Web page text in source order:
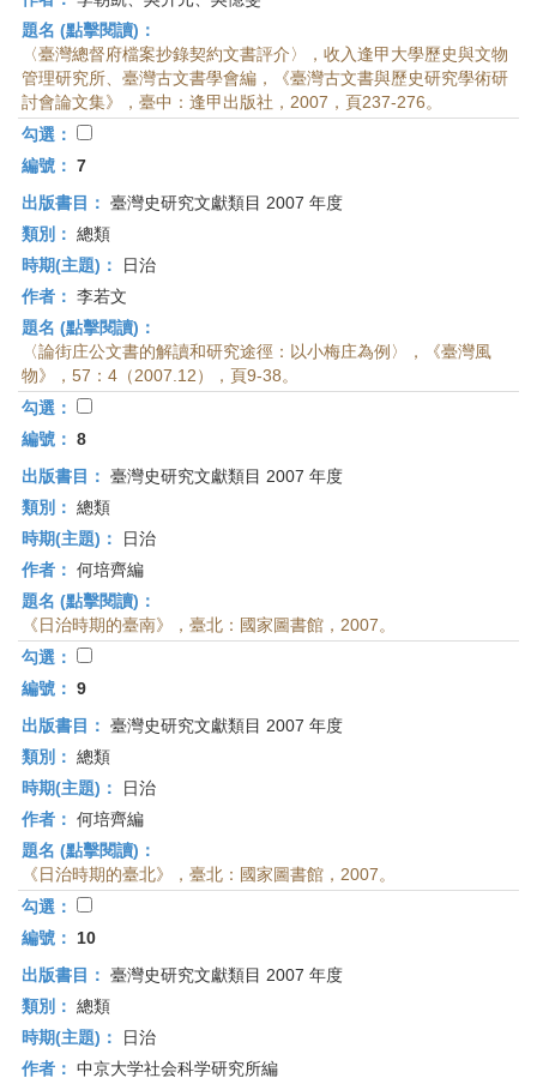
題名 (點擊閱讀)：
〈臺灣總督府檔案抄錄契約文書評介〉，收入逢甲大學歷史與文物
管理研究所、臺灣古文書學會編，《臺灣古文書與歷史研究學術研
討會論文集》，臺中：逢甲出版社，2007，頁237-276。
勾選：
編號： 7
出版書目： 臺灣史研究文獻類目 2007 年度
類別： 總類
時期(主題)：
日治
作者： 李若文
題名 (點擊閱讀)：
〈論街庄公文書的解讀和研究途徑：以小梅庄為例〉，《臺灣風
物》，57：4（2007.12），頁9-38。
勾選：
編號： 8
出版書目： 臺灣史研究文獻類目 2007 年度
類別： 總類
時期(主題)：
日治
作者： 何培齊編
題名 (點擊閱讀)：
《日治時期的臺南》，臺北：國家圖書館，2007。
勾選：
編號： 9
出版書目： 臺灣史研究文獻類目 2007 年度
類別： 總類
時期(主題)：
日治
作者： 何培齊編
題名 (點擊閱讀)：
《日治時期的臺北》，臺北：國家圖書館，2007。
勾選：
編號：
10
出版書目： 臺灣史研究文獻類目 2007 年度
類別： 總類
時期(主題)：
日治
作者： 中京大学社会科学研究所編